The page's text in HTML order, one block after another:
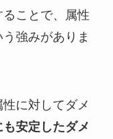
ることで、属性
強みがありま
に対してダメ
も安定したダメ